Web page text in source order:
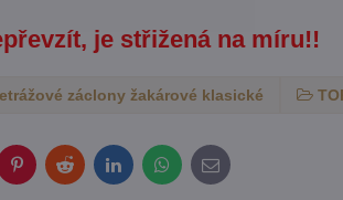
je střižená na míru!!
záclony žakárové klasické
PinterestRedditLinkedInWhatsApp
E-
mail